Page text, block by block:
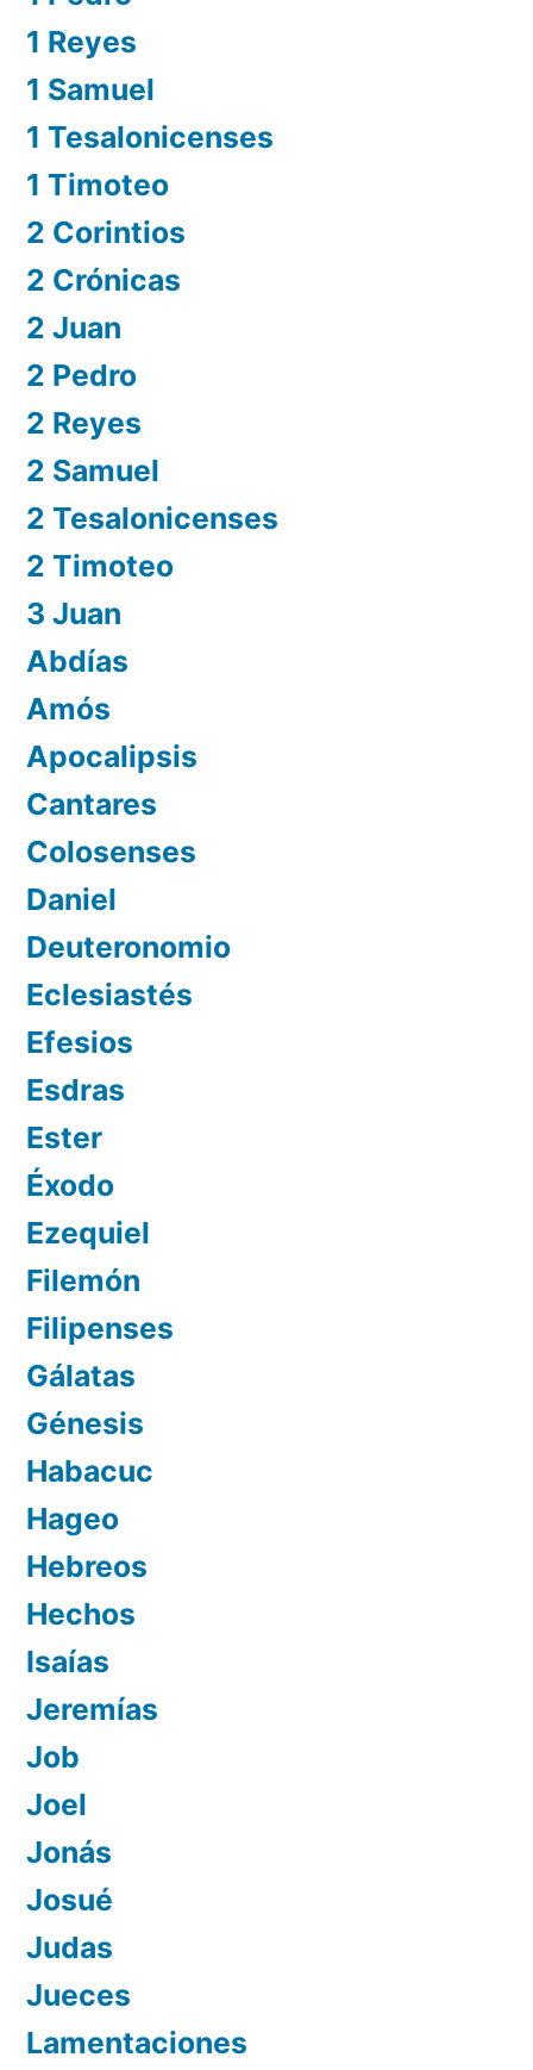
1 Reyes
1 Samuel
1 Tesalonicenses
1 Timoteo
2 Corintios
2 Crónicas
2 Juan
2 Pedro
2 Reyes
2 Samuel
2 Tesalonicenses
2 Timoteo
3 Juan
Abdías
Amós
Apocalipsis
Cantares
Colosenses
Daniel
Deuteronomio
Eclesiastés
Efesios
Esdras
Ester
Éxodo
Ezequiel
Filemón
Filipenses
Gálatas
Génesis
Habacuc
Hageo
Hebreos
Hechos
Isaías
Jeremías
Job
Joel
Jonás
Josué
Judas
Jueces
Lamentaciones